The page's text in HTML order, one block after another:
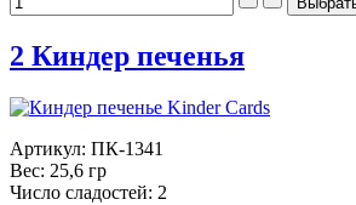
2 Киндер печенья
Артикул: ПК-1341
Вес: 25,6 гр
Число сладостей: 2